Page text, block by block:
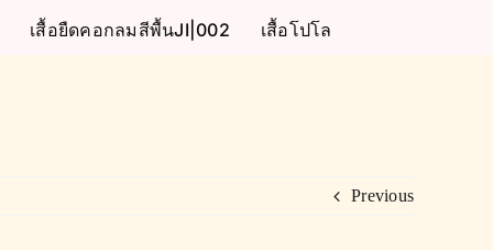
เสื้อยืดคอกลมสีพื้นJI|002 เสื้อโปโล
Previous